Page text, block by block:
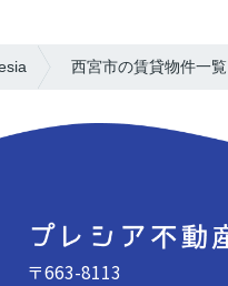
西宮市の賃貸物件一覧
〒663-8113